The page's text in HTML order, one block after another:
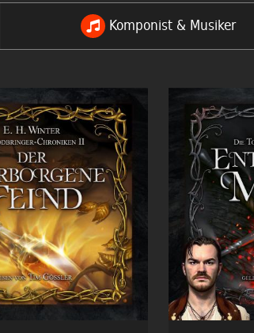
Komponist & Musiker